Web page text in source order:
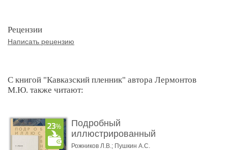
Рецензии
Написать рецензию
С книгой "Кавказский пленник" автора Лермонтов
М.Ю. также читают:
Подробный
иллюстрированный
комментарий к ром� ...
Рожников Л.В.; Пушкин А.С.